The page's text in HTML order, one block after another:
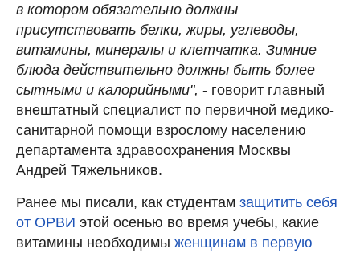
в котором обязательно должны
присутствовать белки, жиры, углеводы,
витамины, минералы и клетчатка. Зимние
блюда действительно должны быть более
сытными и калорийными", - говорит главный
внештатный специалист по первичной медико-
санитарной помощи взрослому населению
департамента здравоохранения Москвы
Андрей Тяжельников.
Ранее мы писали, как студентам защитить себя
от ОРВИ этой осенью во время учебы, какие
витамины необходимы женщинам в первую